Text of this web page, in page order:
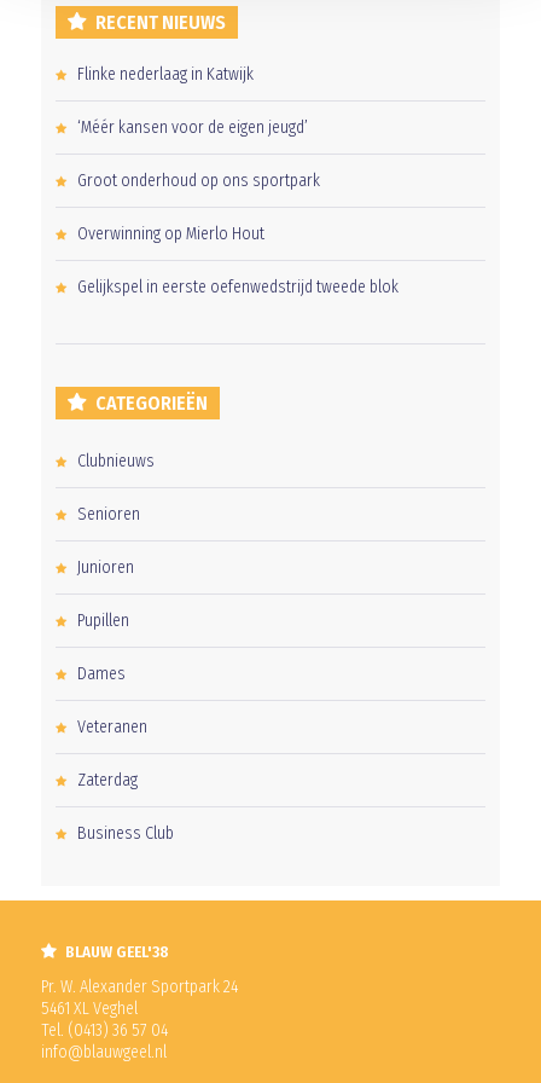
RECENT NIEUWS
Flinke nederlaag in Katwijk
‘Méér kansen voor de eigen jeugd’
Groot onderhoud op ons sportpark
Overwinning op Mierlo Hout
Gelijkspel in eerste oefenwedstrijd tweede blok
CATEGORIEËN
Clubnieuws
Senioren
Junioren
Pupillen
Dames
Veteranen
Zaterdag
Business Club
BLAUW GEEL'38
Pr. W. Alexander Sportpark 24
5461 XL Veghel
Tel. (0413) 36 57 04
info@blauwgeel.nl